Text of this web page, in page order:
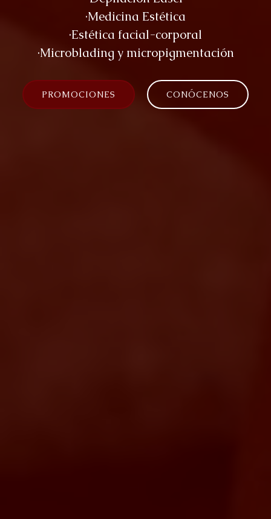
·Medicina Estética
·Estética facial-corporal
·Microblading y micropigmentación
PROMOCIONES CONÓCENOS